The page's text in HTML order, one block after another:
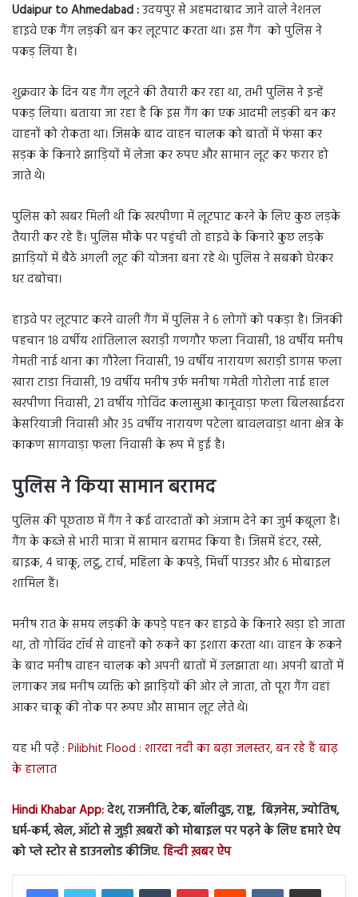
Udaipur to Ahmedabad :उदयपुर से अहमदाबाद जाने वाले नेशनल
हाइवे एक गैंग लड़की बन कर लूटपाट करता था। इस गैंग को पुलिस ने
पकड़ लिया है।
शुक्रवार के दिन यह गैंग लूटने की तैयारी कर रहा था, तभी पुलिस ने इन्हें
पकड़ लिया। बताया जा रहा है कि इस गैंग का एक आदमी लड़की बन कर
वाहनों को रोकता था। जिसके बाद वाहन चालक को बातों में फंसा कर
सड़क के किनारे झाड़ियों में लेजा कर रुपए और सामान लूट कर फरार हो
जाते थे।
पुलिस को खबर मिली थी कि खरपीणा में लूटपाट करने के लिए कुछ लड़के
तैयारी कर रहे हैं। पुलिस मौके पर पहुंची तो हाइवे के किनारे कुछ लड़के
झाड़ियों में बैठे अगली लूट की योजना बना रहे थे। पुलिस ने सबको घेरकर
धर दबोचा।
हाइवे पर लूटपाट करने वाली गैंग में पुलिस ने 6 लोगों को पकड़ा है। जिनकी
पहचान 18 वर्षीय शांतिलाल खराड़ी गणगौर फला निवासी, 18 वर्षीय मनीष
गेमती नाई थाना का गौरेला निवासी, 19 वर्षीय नारायण खराड़ी डागस फला
खारा टाडा निवासी, 19 वर्षीय मनीष उर्फ मनीषा गमेती गोरोला नाई हाल
खरपीणा निवासी, 21 वर्षीय गोविंद कलासुआ कानूवाड़ा फला बिलखाईदरा
केसरियाजी निवासी और 35 वर्षीय नारायण पटेला बावलवाड़ा थाना क्षेत्र के
काकण सागवाड़ा फला निवासी के रूप में हुई है।
पुलिस ने किया सामान बरामद
पुलिस की पूछताछ में गैंग ने कई वारदातों को अंजाम देने का जुर्म कबूला है।
गैंग के कब्जे से भारी मात्रा में सामान बरामद किया है। जिसमें हंटर, रस्से,
बाइक, 4 चाकू, लट्ठ, टार्च, महिला के कपड़े, मिर्ची पाउडर और 6 मोबाइल
शामिल हैं।
मनीष रात के समय लड़की के कपड़े पहन कर हाइवे के किनारे खड़ा हो जाता
था, तो गोविंद टॉर्च से वाहनों को रुकने का इशारा करता था। वाहन के रुकने
के बाद मनीष वाहन चालक को अपनी बातों में उलझाता था। अपनी बातों में
लगाकर जब मनीष व्यक्ति को झाड़ियों की ओर ले जाता, तो पूरा गैंग वहां
आकर चाकू की नोक पर रूपए और सामान लूट लेते थे।
यह भी पढ़ें : Pilibhit Flood : शारदा नदी का बढ़ा जलस्तर, बन रहे हैं बाढ़
के हालात
Hindi Khabar App:देश, राजनीति, टेक, बॉलीवुड, राष्ट्र, बिज़नेस, ज्योतिष,
धर्म-कर्म, खेल, ऑटो से जुड़ी ख़बरों को मोबाइल पर पढ़ने के लिए हमारे ऐप
को प्ले स्टोर से डाउनलोड कीजिए.हिन्दी ख़बर ऐप
LinkedInTumblr PinterestReddit VKontakteShare via Email